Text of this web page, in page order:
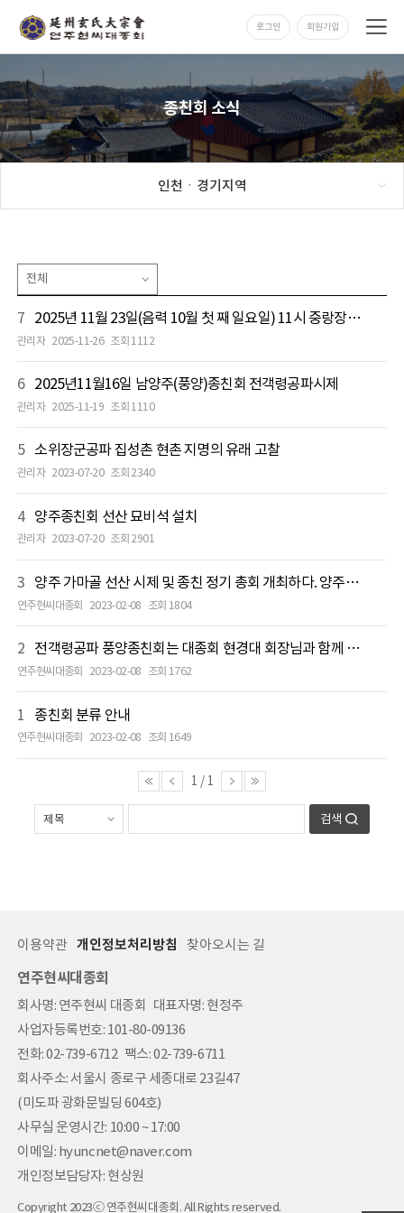
로그인 회원가입
종친회 소식
인천ㆍ경기지역
7 2025년 11월 23일(음력 10월 첫 째 일요일) 11시 중랑장부사직공파 종친회 이천 시제 봉행
관리자 2025-11-26 조회 1112
6 2025년11월16일 남양주(풍양)종친회 전객령공파시제
관리자 2025-11-19 조회 1110
5 소위장군공파 집성촌 현촌 지명의 유래 고찰
관리자 2023-07-20 조회 2340
4 양주종친회 선산 묘비석 설치
관리자 2023-07-20 조회 2901
3 양주 가마골 선산 시제 및 종친 정기 총회 개최하다. 양주종친회
연주현씨대종회 2023-02-08 조회 1804
2 전객령공파 풍양종친회는 대종회 현경대 회장님과 함께 시제를 모시며 금년도 사업을 마무리 하다
연주현씨대종회 2023-02-08 조회 1762
1 종친회 분류 안내
연주현씨대종회 2023-02-08 조회 1649
1 / 1
검색
이용약관 개인정보처리방침 찾아오시는 길
연주현씨대종회
회사명: 연주현씨 대종회 대표자명: 현정주
사업자등록번호: 101-80-09136
전화: 02-739-6712 팩스: 02-739-6711
회사주소: 서울시 종로구 세종대로 23길47
(미도파 광화문빌딩 604호)
사무실 운영시간: 10:00 ~ 17:00
이메일: hyuncnet@naver.com
개인정보담당자: 현상원
Copyright 2023ⓒ 연주현씨대종회. All Rights reserved.